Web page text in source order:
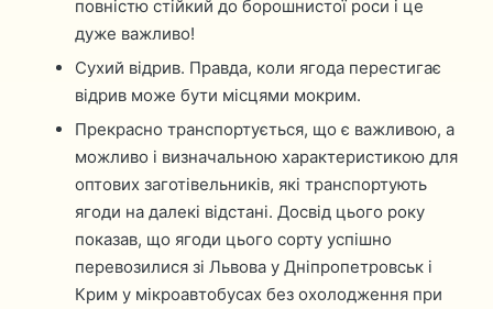
повністю стійкий до борошнистої роси і це
дуже важливо!
Сухий відрив. Правда, коли ягода перестигає
відрив може бути місцями мокрим.
Прекрасно транспортується, що є важливою, а
можливо і визначальною характеристикою для
оптових заготівельників, які транспортують
ягоди на далекі відстані. Досвід цього року
показав, що ягоди цього сорту успішно
перевозилися зі Львова у Дніпропетровськ і
Крим у мікроавтобусах без охолодження при